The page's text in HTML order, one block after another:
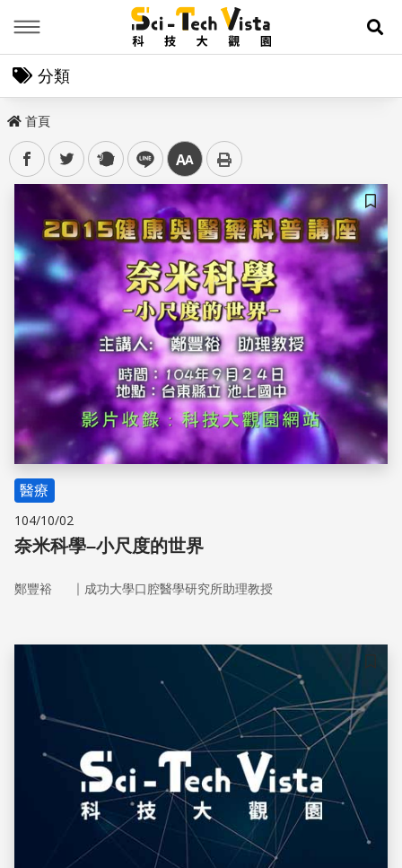
展
分類
首頁
facebooktwitter plurk line 中
儲存
醫療
104/10/02
奈米科學–小尺度的世界
鄭豐裕 ｜ 成功大學口腔醫學研究所助理教授
儲存